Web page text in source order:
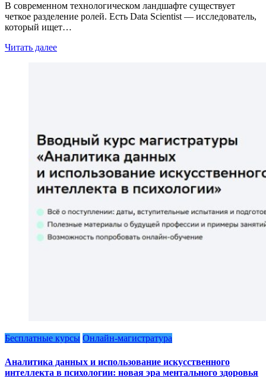
В современном технологическом ландшафте существует
четкое разделение ролей. Есть Data Scientist — исследователь,
который ищет…
Читать далее
Бесплатные курсы Онлайн-магистратура
Аналитика данных и использование искусственного
интеллекта в психологии: новая эра ментального здоровья